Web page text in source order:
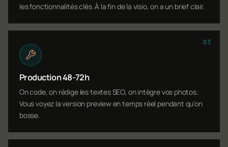
les fonctionnalités clés. À la fin de la visio, on a un brief clair.
03
Production 48-72h
On code, on rédige les textes SEO, on intègre vos photos.
Vous voyez la version preview en temps réel pendant qu'on
bosse.